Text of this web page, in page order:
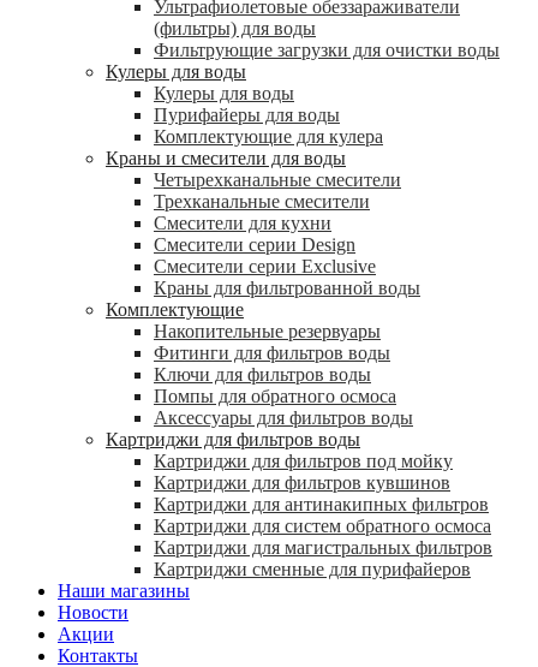
Ультрафиолетовые обеззараживатели
(фильтры) для воды
Фильтрующие загрузки для очистки воды
Кулеры для воды
Кулеры для воды
Пурифайеры для воды
Комплектующие для кулера
Краны и смесители для воды
Четырехканальные смесители
Трехканальные смесители
Смесители для кухни
Смесители серии Design
Смесители серии Exclusive
Краны для фильтрованной воды
Комплектующие
Накопительные резервуары
Фитинги для фильтров воды
Ключи для фильтров воды
Помпы для обратного осмоса
Аксессуары для фильтров воды
Картриджи для фильтров воды
Картриджи для фильтров под мойку
Картриджи для фильтров кувшинов
Картриджи для антинакипных фильтров
Картриджи для систем обратного осмоса
Картриджи для магистральных фильтров
Картриджи сменные для пурифайеров
Наши магазины
Новости
Акции
Контакты